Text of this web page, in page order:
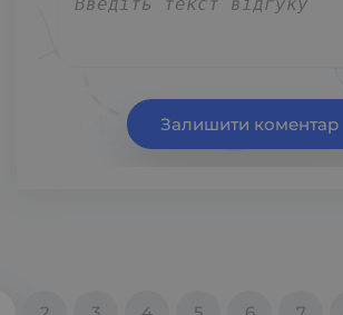
Залишити коментар